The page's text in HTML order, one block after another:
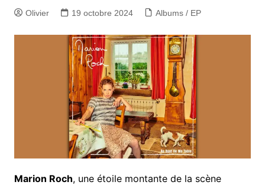
Olivier 19 octobre 2024 Albums / EP
Marion Roch, une étoile montante de la scène